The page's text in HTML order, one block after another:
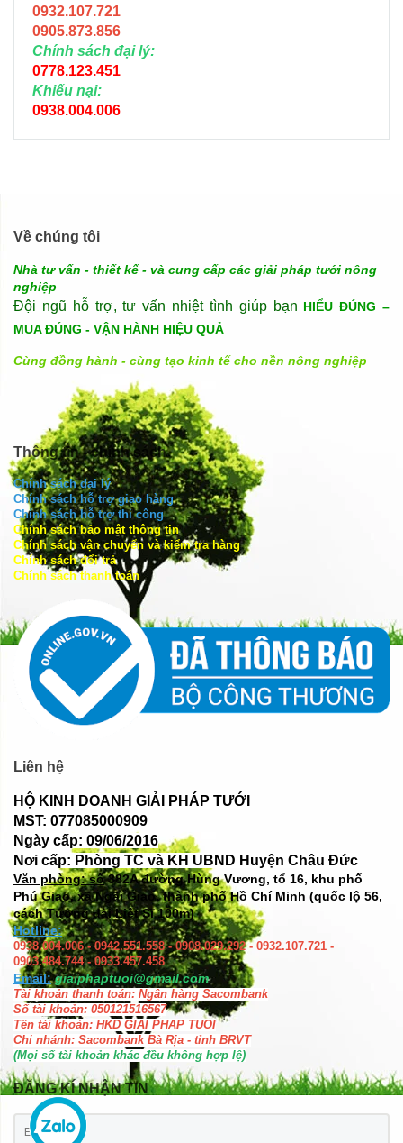
0932.107.721
0905.873.856
Chính sách đại lý:
0778.123.451
Khiếu nại:
0938.004.006
Về chúng tôi
Nhà tư vấn - thiết kế - và cung cấp các giải pháp tưới nông
nghiệp
Đội ngũ hỗ trợ, tư vấn nhiệt tình giúp bạn HIỂU ĐÚNG –
MUA ĐÚNG - VẬN HÀNH HIỆU QUẢ
Cùng đồng hành - cùng tạo kinh tế cho nền nông nghiệp
Thông tin - chính sách
Chính sách đại lý
Chính sách hỗ trợ giao hàng
Chính sách hỗ trợ thi công
Chính sách bảo mật thông tin
Chính sách vận chuyển và kiểm tra hàng
Chính sách đổi trả
Chính sách thanh toán
Liên hệ
HỘ KINH DOANH GIẢI PHÁP TƯỚI
MST: 077085000909
Ngày cấp: 09/06/2016
Nơi cấp: Phòng TC và KH UBND Huyện Châu Đức
Văn phòng: số382A đường Hùng Vương, tổ 16, khu phố
Phú Giao, xã Ngãi Giao, thành phố Hồ Chí Minh (quốc lộ 56,
cách Tượng đài Liệt Sĩ 100m)
Hotline:
0938.004.006 - 0942.551.558 - 0908.029.292 - 0932.107.721 -
0903.484.744 - 0933.457.458
Email: giaiphaptuoi@gmail.com
Tài khoản thanh toán: Ngân hàng Sacombank
Số tài khoản: 050121516567
Tên tài khoản: HKD GIAI PHAP TUOI
Chi nhánh: Sacombank Bà Rịa - tỉnh BRVT
(Mọi số tài khoản khác đều không hợp lệ)
ĐĂNG KÍ NHẬN TIN